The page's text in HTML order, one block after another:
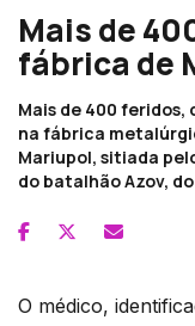
Mais de
fábrica de
Mais de 400
na fábrica
Mariupol, sitiada
do batalhão Azov,
O médico,